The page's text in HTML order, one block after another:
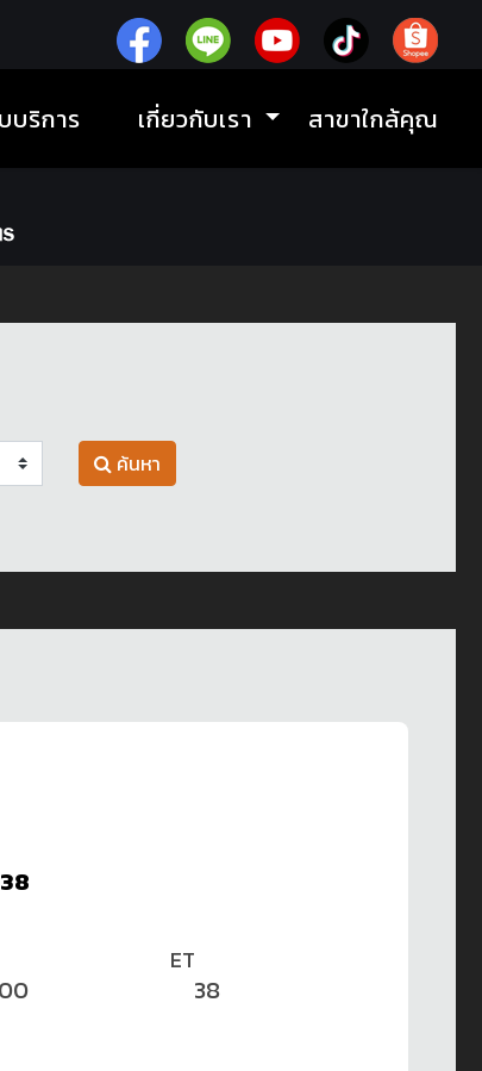
บริการ เกี่ยวกับเรา สาขาใกล้คุณ
ค้นหา
ET
38